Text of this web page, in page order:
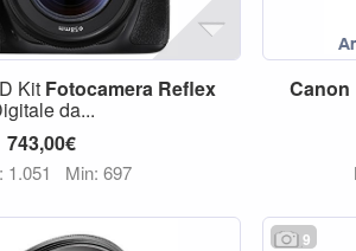
Kit Fotocamera Reflex
da...
743,00€
1.051 Min: 697
Canon
9